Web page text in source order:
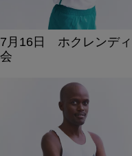
7月16日 ホクレンデ
会